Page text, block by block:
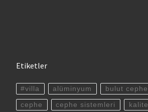
Etiketler
#villa alüminyum bulut cephe
cephe cephe sistemleri kalite